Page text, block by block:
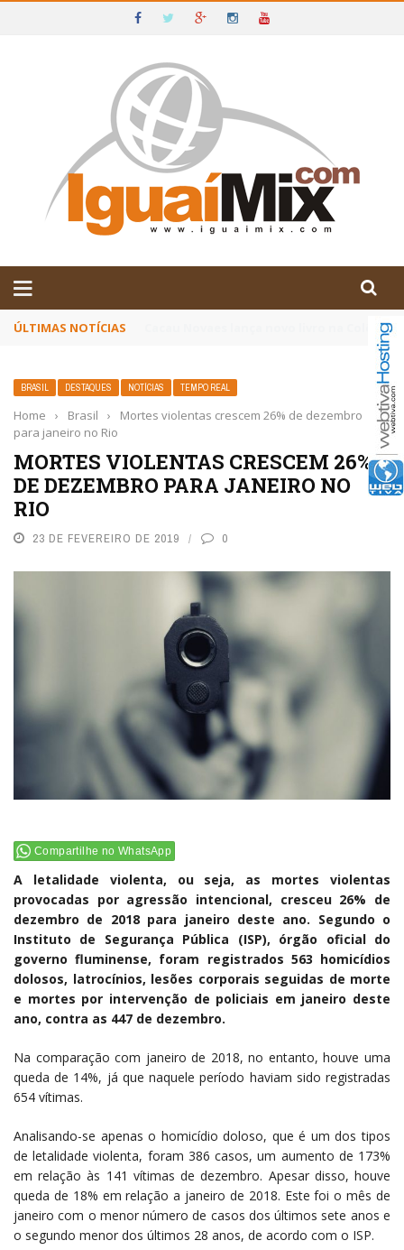
IGUAÍ E SUDOESTE DA BAHIA
ÚLTIMAS NOTÍCIAS Poetas baianos representam o Brasil no
BRASIL DESTAQUES NOTÍCIAS TEMPO REAL
Home › Brasil ›
Mortes violentas crescem 26% de dezembro
para janeiro no Rio
MORTES VIOLENTAS CRESCEM 26%
DE DEZEMBRO PARA JANEIRO NO
RIO
23 DE FEVEREIRO DE 2019 0
Compartilhe no WhatsApp
A letalidade violenta, ou seja, as mortes violentas
provocadas por agressão intencional, cresceu 26% de
dezembro de 2018 para janeiro deste ano. Segundo o
Instituto de Segurança Pública (ISP), órgão oficial do
governo fluminense, foram registrados 563 homicídios
dolosos, latrocínios, lesões corporais seguidas de morte
e mortes por intervenção de policiais em janeiro deste
ano, contra as 447 de dezembro.
Na comparação com janeiro de 2018, no entanto, houve uma
queda de 14%, já que naquele período haviam sido registradas
654 vítimas.
Analisando-se apenas o homicídio doloso, que é um dos tipos
de letalidade violenta, foram 386 casos, um aumento de 173%
em relação às 141 vítimas de dezembro. Apesar disso, houve
queda de 18% em relação a janeiro de 2018. Este foi o mês de
janeiro com o menor número de casos dos últimos sete anos e
o segundo menor dos últimos 28 anos, de acordo com o ISP.